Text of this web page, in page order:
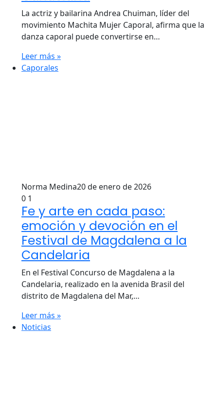
La actriz y bailarina Andrea Chuiman, líder del
movimiento Machita Mujer Caporal, afirma que la
danza caporal puede convertirse en…
Leer más »
Caporales
Norma Medina20 de enero de 2026
0 1
Fe y arte en cada paso:
emoción y devoción en el
Festival de Magdalena a la
Candelaria
En el Festival Concurso de Magdalena a la
Candelaria, realizado en la avenida Brasil del
distrito de Magdalena del Mar,…
Leer más »
Noticias